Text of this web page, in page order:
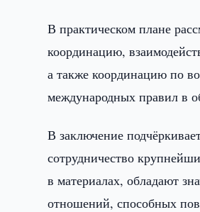
В практическом плане
координацию,
а также координацию по
международных правил в
В заключение
сотрудничество
в материалах, обладают
отношений, способных